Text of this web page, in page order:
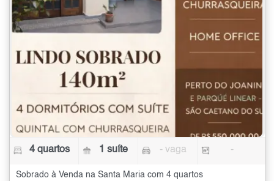
4 quartos 1 suíte - vaga -
Sobrado à Venda na Santa Maria com 4 quartos